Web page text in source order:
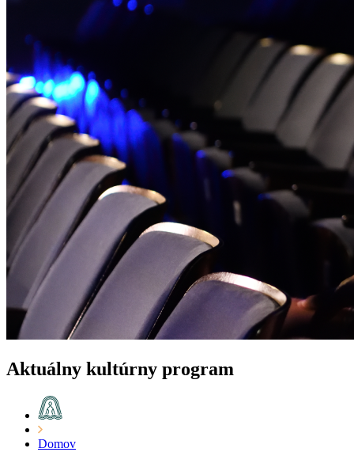
Aktuálny kultúrny program
Domov